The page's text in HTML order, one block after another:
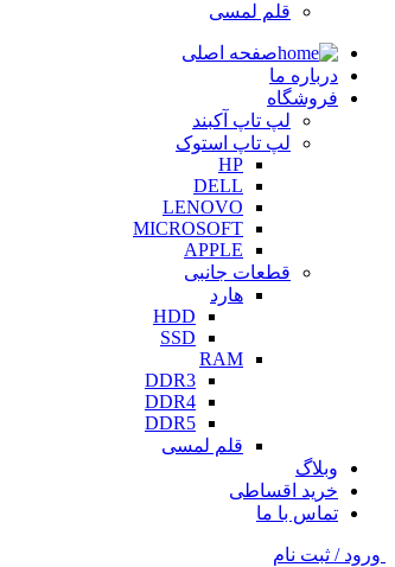
قلم لمسی
صفحه اصلی
درباره ما
فروشگاه
لپ تاپ آکبند
لپ تاپ استوک
HP
DELL
LENOVO
MICROSOFT
APPLE
قطعات جانبی
هارد
HDD
SSD
RAM
DDR3
DDR4
DDR5
قلم لمسی
وبلاگ
خرید اقساطی
تماس با ما
ورود / ثبت نام